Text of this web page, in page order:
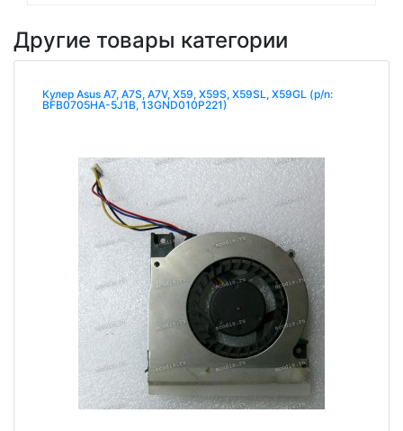
Другие товары категории
Кулер Asus A7, A7S, A7V, X59, X59S, X59SL, X59GL (p/n:
BFB0705HA-5J1B, 13GND010P221)